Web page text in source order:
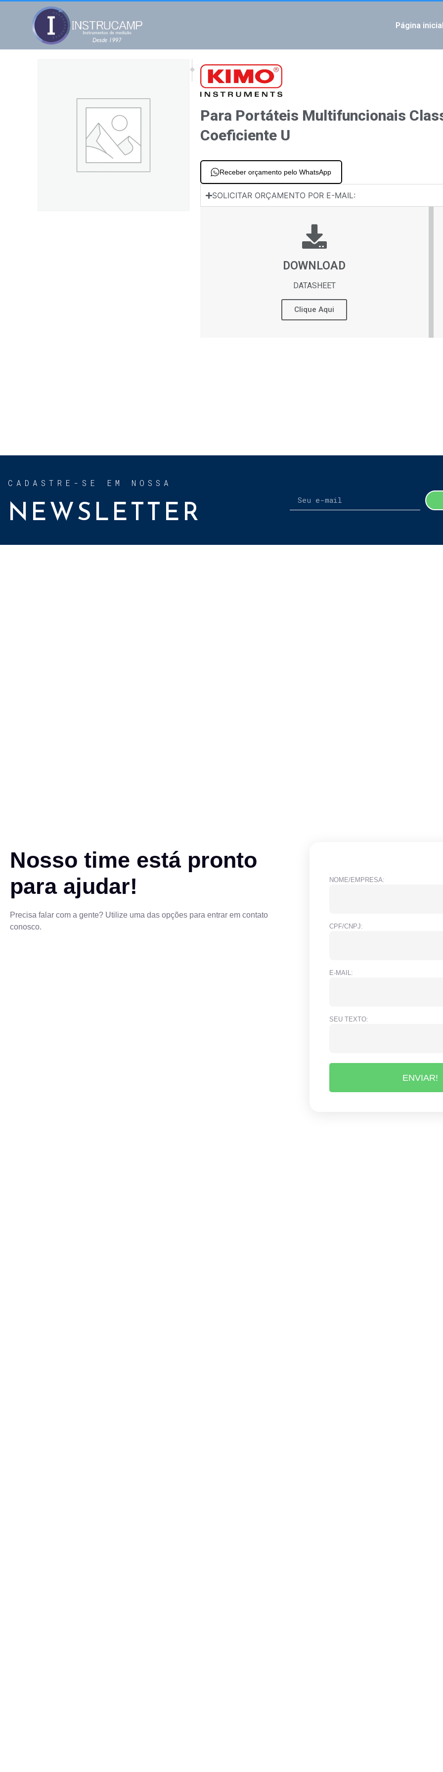
Página inicial
PREVIOUS
DEBIMO
NEXT
Para portáteis multifuncionais classe 210/310 Módulo de temperatura do termopar
Para Portáteis Multifuncionais
Coeficiente U
Receber orçamento pelo WhatsApp
SOLICITAR ORÇAMENTO POR E-MAIL:
DOWNLOAD
DATASHEET
Clique Aqui
CADASTRE-SE EM NOSSA
NEWSLETTER
Nosso time está pronto
para ajudar!
Precisa falar com a gente? Utilize uma das opções para entrar em contato
conosco.
NOME/EMPRESA:
CPF/CNPJ:
E-MAIL:
SEU TEXTO:
ENVIAR!